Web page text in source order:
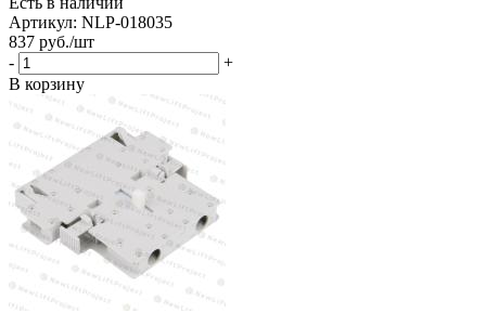
Артикул: NLP-018035
837 руб./шт
-
+
В корзину